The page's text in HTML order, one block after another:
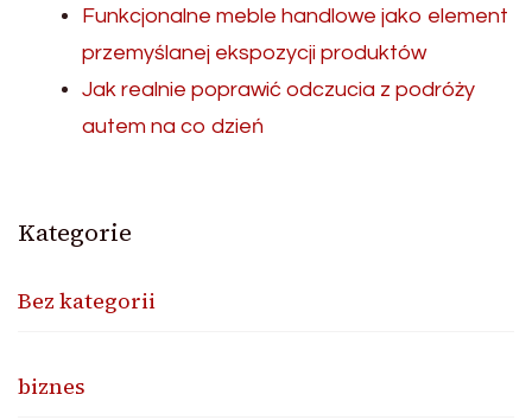
Funkcjonalne meble handlowe jako element
przemyślanej ekspozycji produktów
Jak realnie poprawić odczucia z podróży
autem na co dzień
Kategorie
Bez kategorii
biznes